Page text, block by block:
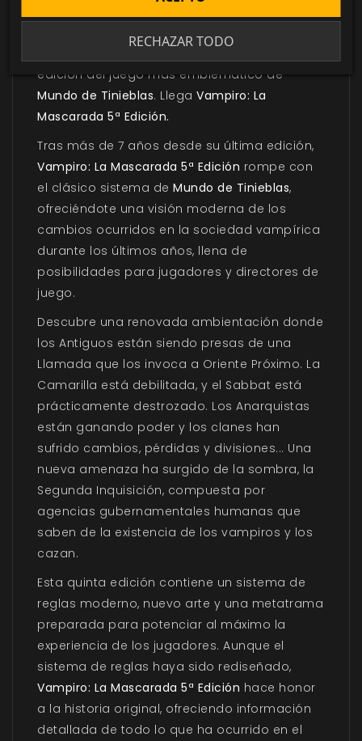
edición del juego más emblemático de
Mundo de Tinieblas. Llega Vampiro: La
Mascarada 5ª Edición.
Tras más de 7 años desde su última edición,
Vampiro: La Mascarada 5ª Edición rompe con
el clásico sistema de Mundo de Tinieblas,
ofreciéndote una visión moderna de los
cambios ocurridos en la sociedad vampírica
durante los últimos años, llena de
posibilidades para jugadores y directores de
juego.
Descubre una renovada ambientación donde
los Antiguos están siendo presas de una
Llamada que los invoca a Oriente Próximo. La
Camarilla está debilitada, y el Sabbat está
prácticamente destrozado. Los Anarquistas
están ganando poder y los clanes han
sufrido cambios, pérdidas y divisiones... Una
nueva amenaza ha surgido de la sombra, la
Segunda Inquisición, compuesta por
agencias gubernamentales humanas que
saben de la existencia de los vampiros y los
cazan.
Esta quinta edición contiene un sistema de
reglas moderno, nuevo arte y una metatrama
preparada para potenciar al máximo la
experiencia de los jugadores. Aunque el
sistema de reglas haya sido rediseñado,
Vampiro: La Mascarada 5ª Edición hace honor
a la historia original, ofreciendo información
detallada de todo lo que ha ocurrido en el
RECHAZAR TODO